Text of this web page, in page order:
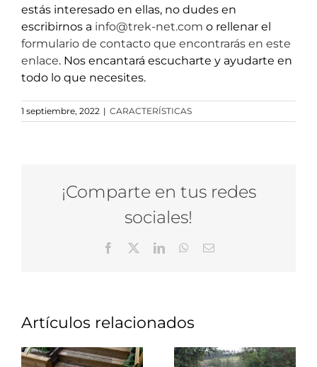
estás interesado en ellas, no dudes en
escribirnos a info@trek-net.com o rellenar el
formulario de contacto que encontrarás en este
enlace. Nos encantará escucharte y ayudarte en
todo lo que necesites.
1 septiembre, 2022 | CARACTERÍSTICAS
¡Comparte en tus redes
sociales!
Facebook LinkedInWhatsApp
Correo
Artículos relacionados